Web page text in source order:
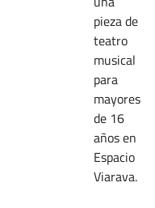
pieza de
teatro
musical
para
mayores
de 16
años en
Espacio
Viarava.